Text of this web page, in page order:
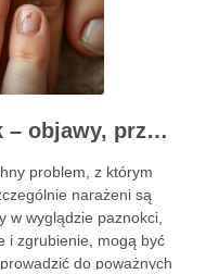
Grzybica paznokci u rąk – objawy, przyczyny i skuteczne leczenie
problem, z którym
narażeni są
w wyglądzie paznokci,
i zgrubienie, mogą być
do poważnych